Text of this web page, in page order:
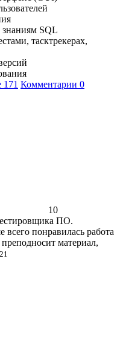
знаниям SQL
тасктрекерах,
171 Комментарии 0
10
ПО.
всего понравилась работа
материал,